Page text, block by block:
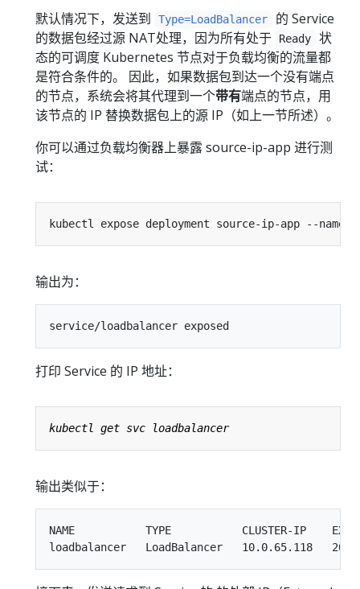
默认情况下，发送到 Type=LoadBalancer
的 Service
的数据包经过源 NAT处理，因为所有处于
Ready
状
态的可调度 Kubernetes 节点对于负载均衡的流量都
是符合条件的。 因此，如果数据包到达一个没有端点
的节点，系统会将其代理到一个带有端点的节点，用
该节点的 IP 替换数据包上的源 IP（如上一节所述）。
你可以通过负载均衡器上暴露 source-ip-app 进行测
试：
kubectl expose deployment source-ip-app --name
输出为：
打印 Service 的 IP 地址：
输出类似于：
NAME           TYPE           CLUSTER-IP